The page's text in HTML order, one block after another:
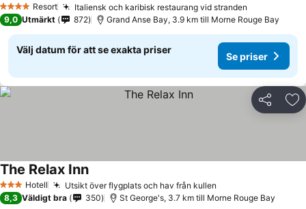
4 StjärnorResort Italiensk och karibisk restaurang vid stranden
9,0 Utmärkt 872 Grand Anse Bay, 3.9 km till Morne Rouge Bay
Välj datum för att se exakta priser
Se priser
Dela
3 StjärnorHotell Utsikt över flygplats och hav från kullen
The Relax Inn
8,3 Väldigt bra 350 St George's, 3.7 km till Morne Rouge Bay